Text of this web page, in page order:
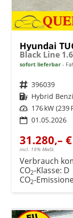
Hyundai
sofort lieferbar
Fahrzeugnr. 396039
Kraftstoff Hybrid
Leistung 176 kW (239
01.05.2026
31.280,– €
incl. 19% MwSt.
Verbrauch
CO2-Klasse: D
CO2-